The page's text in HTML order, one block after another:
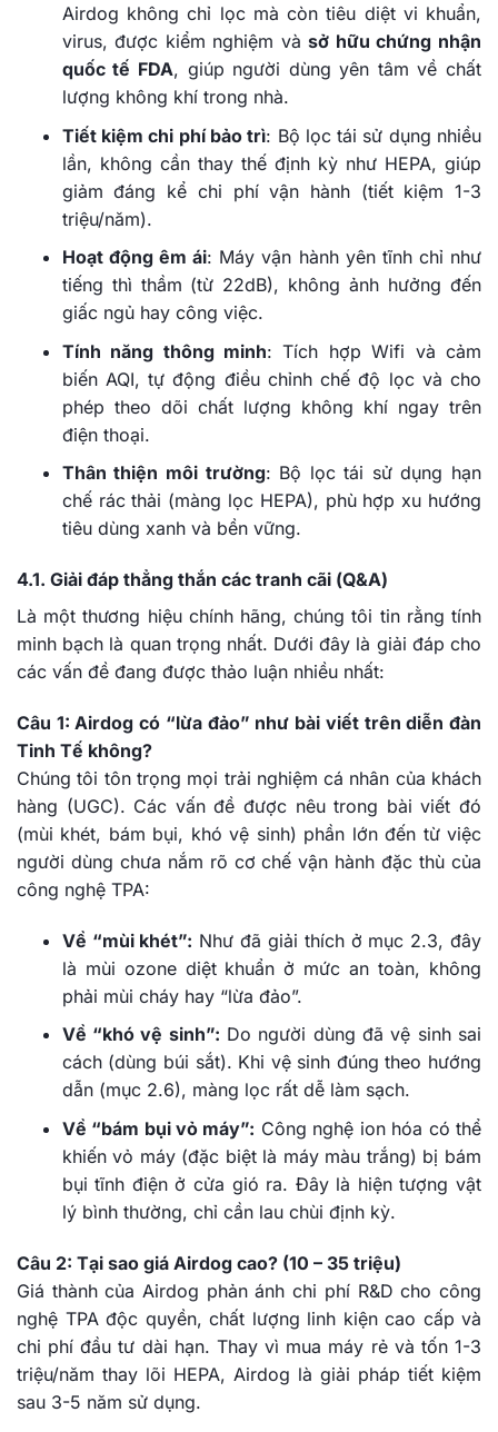
Airdog không chỉ lọc mà còn tiêu diệt vi khuẩn,
virus, được kiểm nghiệm và sở hữu chứng nhận
quốc tế FDA, giúp người dùng yên tâm về chất
lượng không khí trong nhà.
Tiết kiệm chi phí bảo trì: Bộ lọc tái sử dụng nhiều
lần, không cần thay thế định kỳ như HEPA, giúp
giảm đáng kể chi phí vận hành (tiết kiệm 1-3
triệu/năm).
Hoạt động êm ái: Máy vận hành yên tĩnh chỉ như
tiếng thì thầm (từ 22dB), không ảnh hưởng đến
giấc ngủ hay công việc.
Tính năng thông minh: Tích hợp Wifi và cảm
biến AQI, tự động điều chỉnh chế độ lọc và cho
phép theo dõi chất lượng không khí ngay trên
điện thoại.
Thân thiện môi trường: Bộ lọc tái sử dụng hạn
chế rác thải (màng lọc HEPA), phù hợp xu hướng
tiêu dùng xanh và bền vững.
4.1. Giải đáp thẳng thắn các tranh cãi (Q&A)
Là một thương hiệu chính hãng, chúng tôi tin rằng tính
minh bạch là quan trọng nhất. Dưới đây là giải đáp cho
các vấn đề đang được thảo luận nhiều nhất:
Câu 1: Airdog có “lừa đảo” như bài viết trên diễn đàn
Tinh Tế không?
Chúng tôi tôn trọng mọi trải nghiệm cá nhân của khách
hàng (UGC). Các vấn đề được nêu trong bài viết đó
(mùi khét, bám bụi, khó vệ sinh) phần lớn đến từ việc
người dùng chưa nắm rõ cơ chế vận hành đặc thù của
công nghệ TPA:
Về “mùi khét”: Như đã giải thích ở mục 2.3, đây
là mùi ozone diệt khuẩn ở mức an toàn, không
phải mùi cháy hay “lừa đảo”.
Về “khó vệ sinh”: Do người dùng đã vệ sinh sai
cách (dùng búi sắt). Khi vệ sinh đúng theo hướng
dẫn (mục 2.6), màng lọc rất dễ làm sạch.
Về “bám bụi vỏ máy”: Công nghệ ion hóa có thể
khiến vỏ máy (đặc biệt là máy màu trắng) bị bám
bụi tĩnh điện ở cửa gió ra. Đây là hiện tượng vật
lý bình thường, chỉ cần lau chùi định kỳ.
Câu 2: Tại sao giá Airdog cao? (10 – 35 triệu)
Giá thành của Airdog phản ánh chi phí R&D cho công
nghệ TPA độc quyền, chất lượng linh kiện cao cấp và
chi phí đầu tư dài hạn. Thay vì mua máy rẻ và tốn 1-3
triệu/năm thay lõi HEPA, Airdog là giải pháp tiết kiệm
sau 3-5 năm sử dụng.